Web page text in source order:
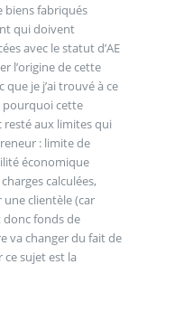
biens fabriqués
qui doivent
avec le statut d’AE
l’origine de cette
je j’ai trouvé à ce
pourquoi cette
resté aux limites qui
: limite de
économique
calculées,
clientèle (car
donc fonds de
va changer du fait de
ce sujet est la